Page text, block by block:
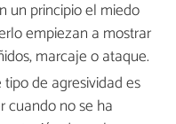
un principio el miedo
empiezan a mostrar
marcaje o ataque.
tipo de agresividad es
cuando no se ha